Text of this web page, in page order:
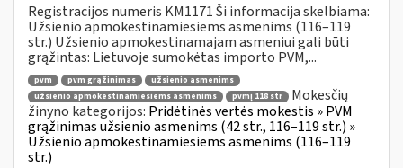
Registracijos numeris KM1171 Ši informacija skelbiama:
Užsienio apmokestinamiesiems asmenims (116–119
str.) Užsienio apmokestinamajam asmeniui gali būti
grąžintas: Lietuvoje sumokėtas importo PVM,...
pvm pvm grąžinimas
užsienio asmenims
užsienio apmokestinamiesiems asmenims
pvmį 118 str
Mokesčių
žinyno kategorijos: Pridėtinės vertės mokestis » PVM
grąžinimas užsienio asmenims (42 str., 116–119 str.) »
Užsienio apmokestinamiesiems asmenims (116–119
str.)